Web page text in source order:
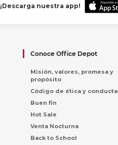
¡Descarga nuestra app!
Conoce Office Depot
Misión, valores, promesa y
propósito
Código de ética y conducta
Buen fin
Hot Sale
Venta Nocturna
Back to School